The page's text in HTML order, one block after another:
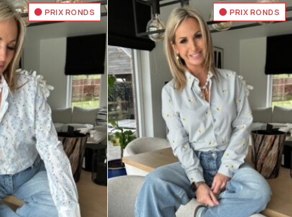
PRIX RONDS PRIX RONDS